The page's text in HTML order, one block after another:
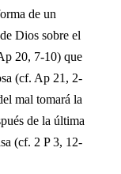
de un
Dios sobre el
20, 7-10) que
(cf. Ap 21, 2-
mal tomará la
de la última
(cf. 2 P 3, 12-